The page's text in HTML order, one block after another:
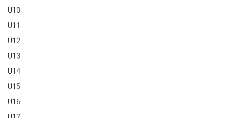
U10
U11
U12
U13
U14
U15
U16